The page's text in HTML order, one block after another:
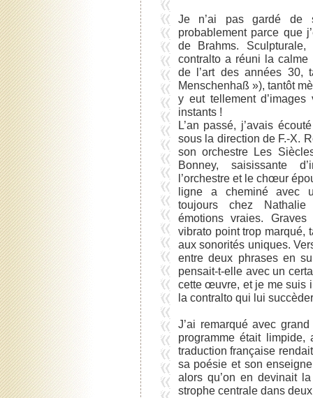
Je n’ai pas gardé de
probablement parce que
de Brahms.
contralto a réuni la calme
de l’art des années 30,
Menschenhaß »), tantôt
y eut tellement
instants !
L’an passé, j’avais
sous la direction de F.-X.
son orchestre Les
Bonney, saisissante
l’orchestre et le chœur
ligne a cheminé avec
toujours chez Nathalie
émotions vraies.
vibrato point trop marqué,
aux sonorités uniques.
entre deux phrases en
pensait-t-elle avec un
cette œuvre, et je me suis
la contralto qui lui
J’ai remarqué avec
programme était
traduction française
sa poésie et son
alors qu’on en devinait
strophe centrale dans